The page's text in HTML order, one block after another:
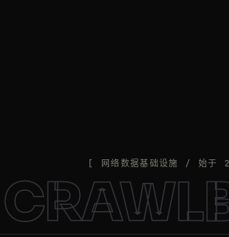
[ 网络数据基础设施 / 始于